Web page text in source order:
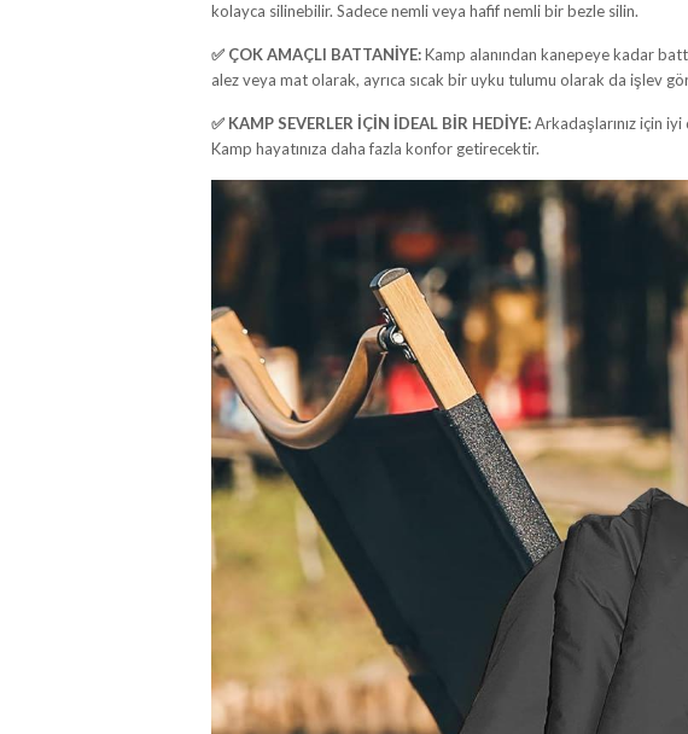
kolayca silinebilir. Sadece nemli veya hafif nemli bir bezle silin.
✅ ÇOK AMAÇLI BATTANİYE:Kamp alanından kanepeye kadar
alez veya mat olarak, ayrıca sıcak bir uyku tulumu olarak da işlev
✅ KAMP SEVERLER İÇİN İDEAL BİR HEDİYE:Arkadaşlarınız için
Kamp hayatınıza daha fazla konfor getirecektir.